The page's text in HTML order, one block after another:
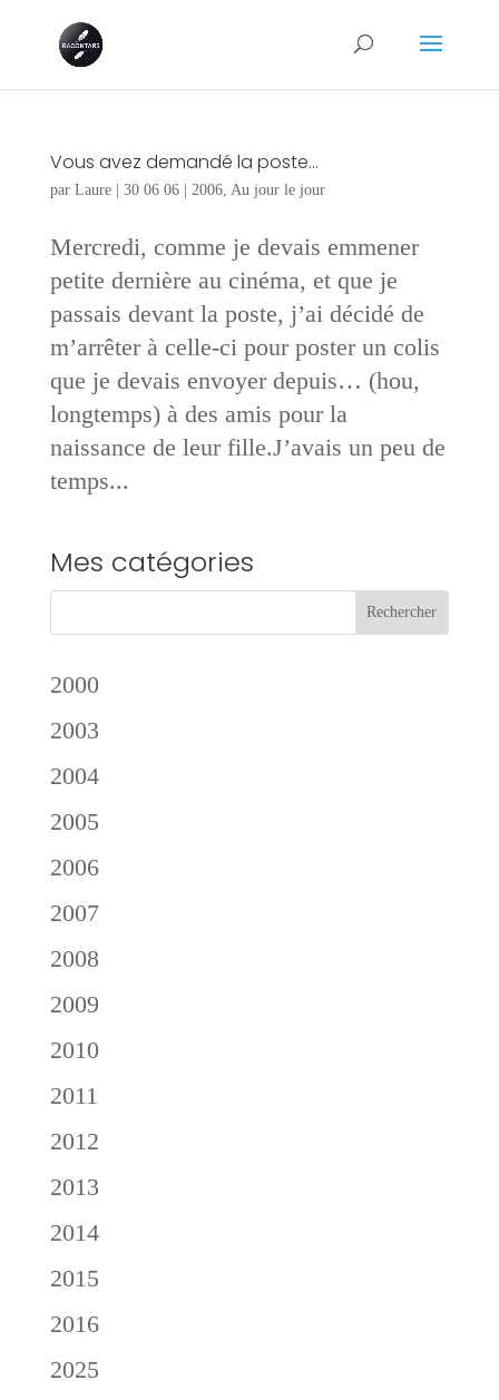
Vous avez demandé la poste…
par Laure| 30 06 06| 2006, Au jour le jour
Mercredi, comme je devais emmener
petite dernière au cinéma, et que je
passais devant la poste, j’ai décidé de
m’arrêter à celle-ci pour poster un colis
que je devais envoyer depuis… (hou,
longtemps) à des amis pour la
naissance de leur fille.J’avais un peu de
temps...
Mes catégories
2000
2003
2004
2005
2006
2007
2008
2009
2010
2011
2012
2013
2014
2015
2016
2025